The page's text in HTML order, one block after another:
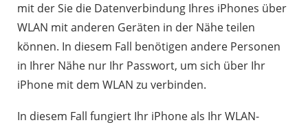
mit der Sie die Datenverbindung Ihres iPhones über
WLAN mit anderen Geräten in der Nähe teilen
können. In diesem Fall benötigen andere Personen
in Ihrer Nähe nur Ihr Passwort, um sich über Ihr
iPhone mit dem WLAN zu verbinden.
In diesem Fall fungiert Ihr iPhone als Ihr WLAN-